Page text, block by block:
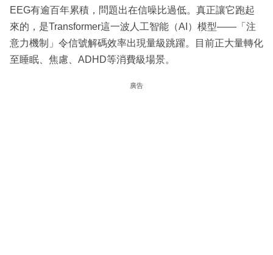
EEG有逾百年累積，問題出在信噪比過低。真正讓它跑起
來的，是Transformer這一波人工智能（AI）模型——「注
意力機制」令信號解碼效率出現量級跳躍。目前正大量轉化
至睡眠、焦慮、ADHD等消費級場景。
廣告